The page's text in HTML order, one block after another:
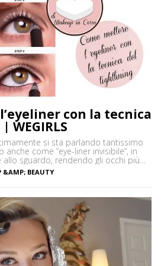
con la tecnica
si sta parlando tantissimo
come “eye-liner invisibile“, in
sguardo, rendendo gli occhi più
Ma di cosa si tratta precisamente?
e come farlo senza rischiare di
&AMP; BEAUTY